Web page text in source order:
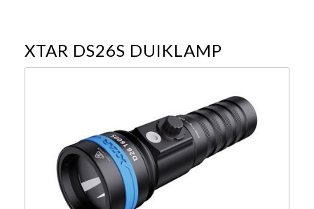
XTAR DS26S DUIKLAMP